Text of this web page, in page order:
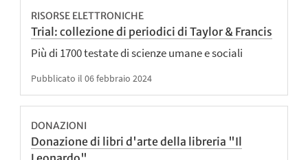
RISORSE ELETTRONICHE
Trial: collezione di periodici di Taylor & Francis
Più di 1700 testate di scienze umane e sociali
Pubblicato il 06 febbraio 2024
DONAZIONI
Donazione di libri d'arte della libreria "Il